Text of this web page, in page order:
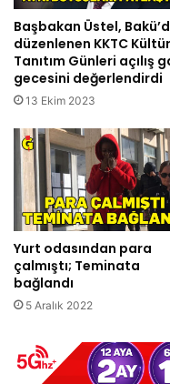
Başbakan Üstel,
düzenlenen KKTC
Tanıtım Günleri açılış
gecesini değerlendirdi
13 Ekim 2023
Yurt odasından para
çalmıştı; Teminata
bağlandı
5 Aralık 2022